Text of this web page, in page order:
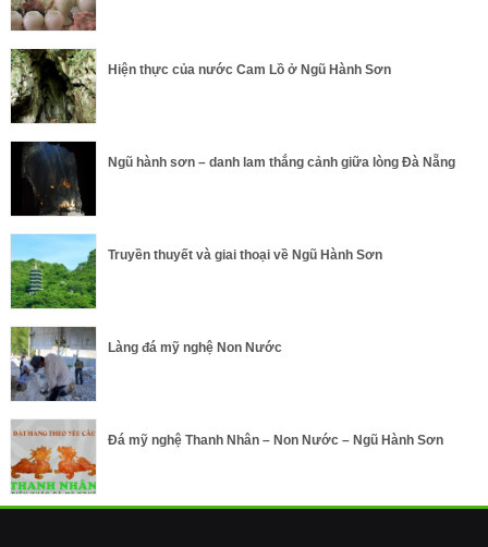
Hiện thực của nước Cam Lồ ở Ngũ Hành Sơn
Ngũ hành sơn – danh lam thắng cảnh giữa lòng Đà Nẵng
Truyền thuyết và giai thoại về Ngũ Hành Sơn
Làng đá mỹ nghệ Non Nước
Đá mỹ nghệ Thanh Nhân – Non Nước – Ngũ Hành Sơn